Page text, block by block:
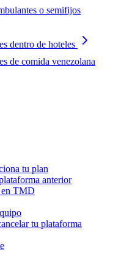
o semifijos
dentro de hoteles
de comida venezolana
tu plan
anterior
en TMD
tu plataforma